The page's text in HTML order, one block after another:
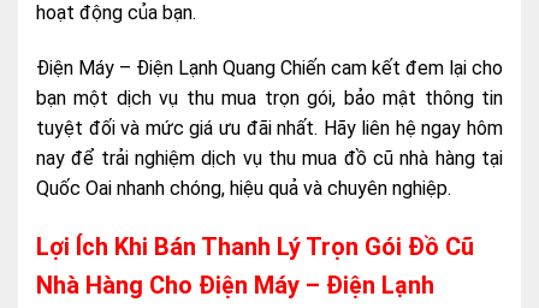
hoạt động của bạn.
Điện Máy – Điện Lạnh Quang Chiến cam kết đem lại cho
bạn một dịch vụ thu mua trọn gói, bảo mật thông tin
tuyệt đối và mức giá ưu đãi nhất. Hãy liên hệ ngay hôm
nay để trải nghiệm dịch vụ thu mua đồ cũ nhà hàng tại
Quốc Oai nhanh chóng, hiệu quả và chuyên nghiệp.
Lợi Ích Khi Bán Thanh Lý Trọn Gói Đồ Cũ
Nhà Hàng Cho Điện Máy – Điện Lạnh